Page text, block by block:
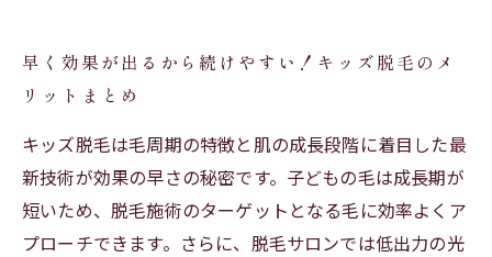
早く効果が出るから続けやすい！キッズ脱毛のメ
リットまとめ
キッズ脱毛は毛周期の特徴と肌の成長段階に着目した最
新技術が効果の早さの秘密です。子どもの毛は成長期が
短いため、脱毛施術のターゲットとなる毛に効率よくア
プローチできます。さらに、脱毛サロンでは低出力の光